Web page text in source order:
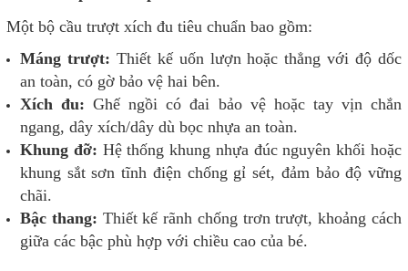
Một bộ cầu trượt xích đu tiêu chuẩn bao gồm:
Máng trượt: Thiết kế uốn lượn hoặc thẳng với độ dốc
an toàn, có gờ bảo vệ hai bên.
Xích đu: Ghế ngồi có đai bảo vệ hoặc tay vịn chắn
ngang, dây xích/dây dù bọc nhựa an toàn.
Khung đỡ: Hệ thống khung nhựa đúc nguyên khối hoặc
khung sắt sơn tĩnh điện chống gỉ sét, đảm bảo độ vững
chãi.
Bậc thang: Thiết kế rãnh chống trơn trượt, khoảng cách
giữa các bậc phù hợp với chiều cao của bé.